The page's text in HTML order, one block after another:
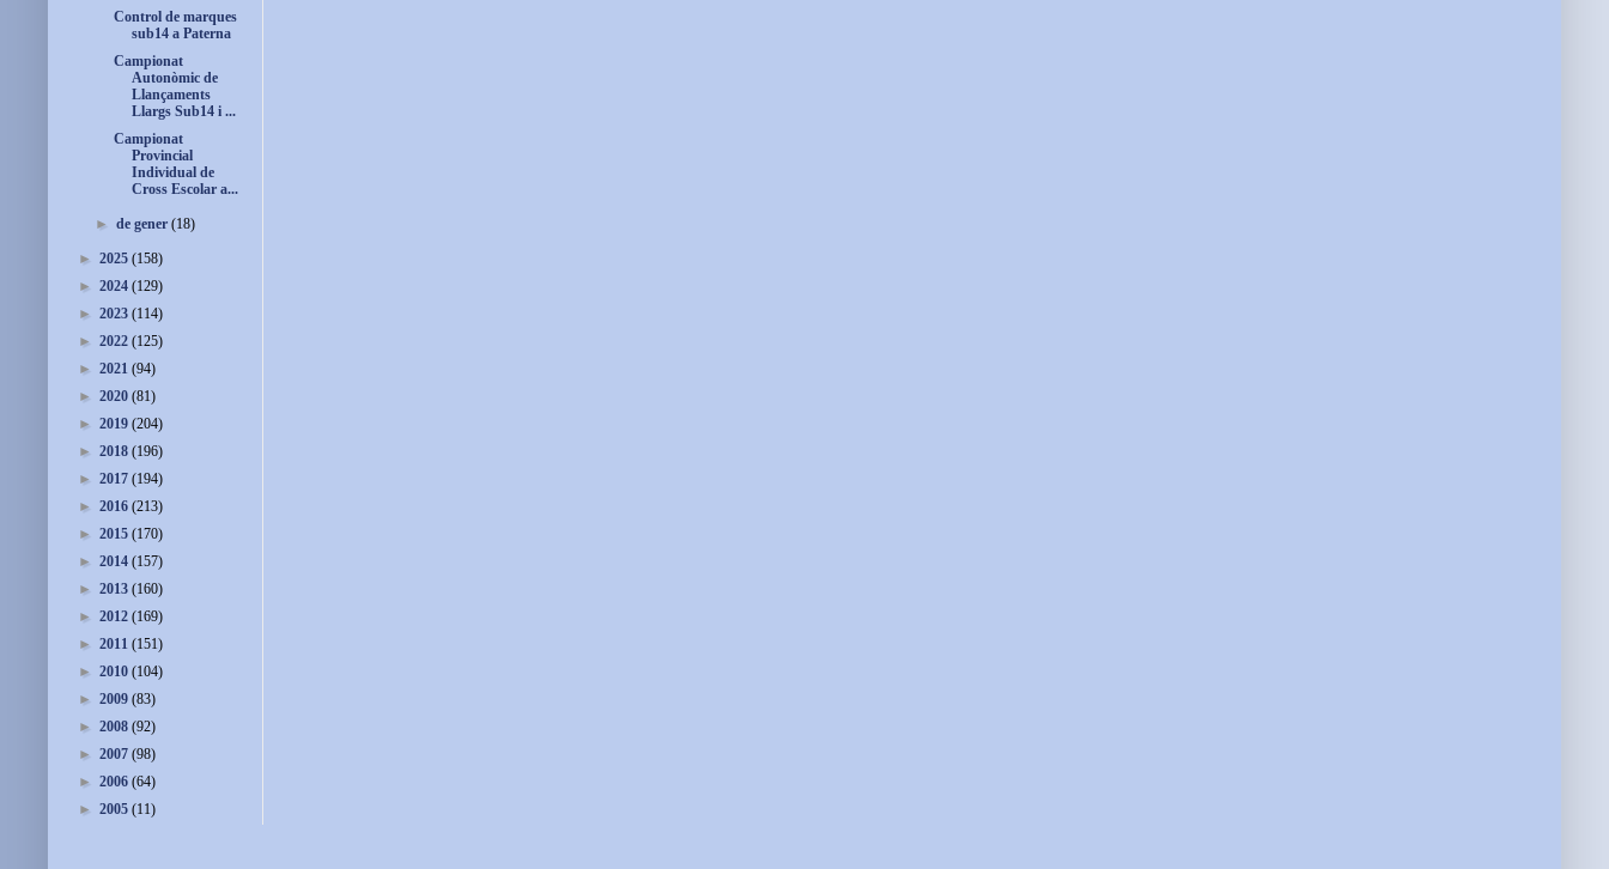
Control de marques
sub14 a Paterna
Campionat
Autonòmic de
Llançaments
Llargs Sub14 i ...
Campionat
Provincial
Individual de
Cross Escolar a...
►de gener(18)
► 2025 (158)
► 2024 (129)
► 2023 (114)
► 2022 (125)
► 2021 (94)
► 2020 (81)
► 2019 (204)
► 2018 (196)
► 2017 (194)
► 2016 (213)
► 2015 (170)
► 2014 (157)
► 2013 (160)
► 2012 (169)
► 2011 (151)
► 2010 (104)
► 2009 (83)
► 2008 (92)
► 2007 (98)
► 2006 (64)
► 2005 (11)